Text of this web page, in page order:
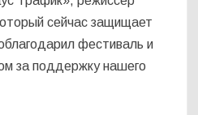
сейчас защищает
фестиваль и
за поддержку нашего